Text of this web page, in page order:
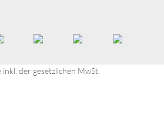
aus dem Lammertal
inkl. der gesetzlichen MwSt.